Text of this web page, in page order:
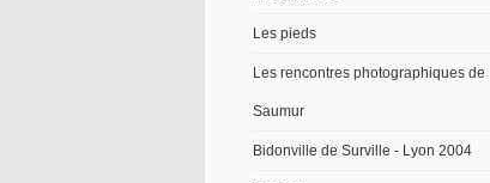
Les pieds
Les rencontres photographiques de
Saumur
Bidonville de Surville - Lyon 2004